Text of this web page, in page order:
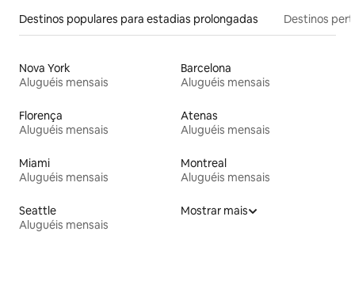
Destinos populares para estadias prolongadas Destinos
Nova York
Aluguéis mensais
Barcelona
Aluguéis mensais
Florença
Aluguéis mensais
Atenas
Aluguéis mensais
Miami
Aluguéis mensais
Montreal
Aluguéis mensais
Seattle
Aluguéis mensais
Mostrar mais